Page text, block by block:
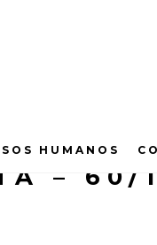
HUMANOS
– 60/